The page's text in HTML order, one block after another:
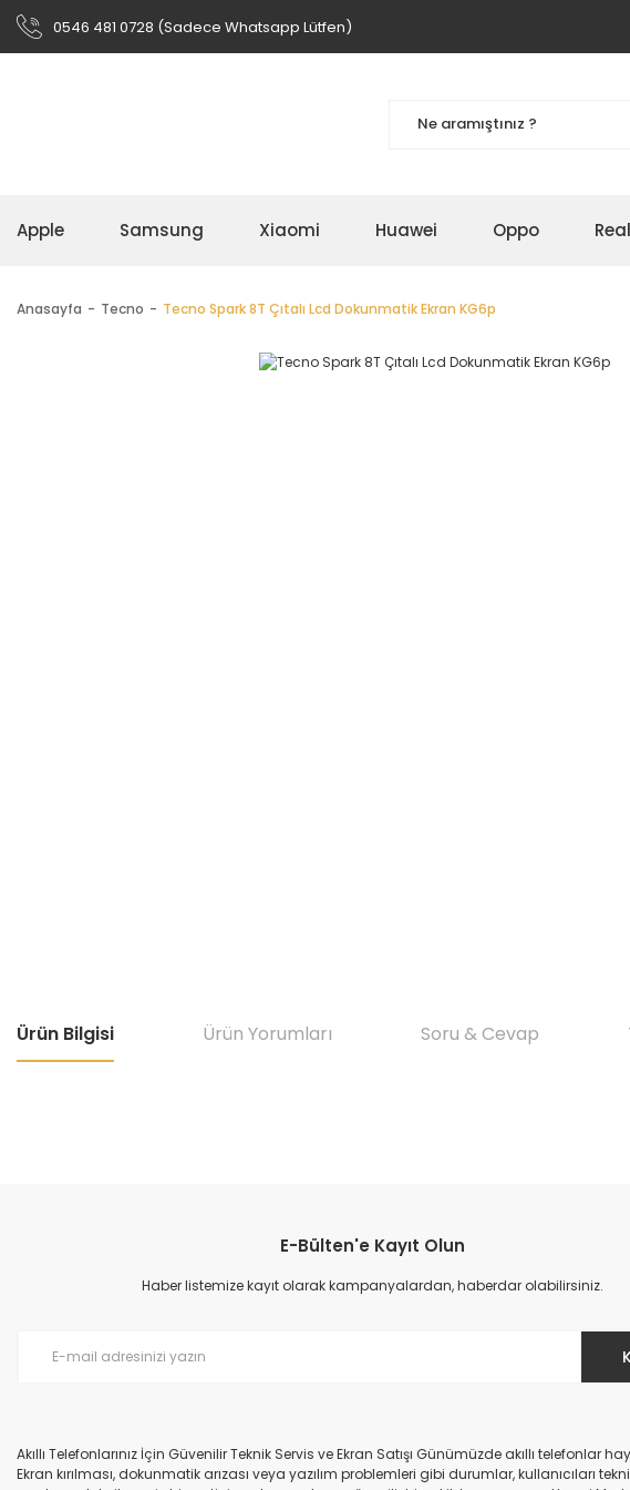
0546 481 0728 (Sadece Whatsapp Lütfen)
Apple Samsung Xiaomi Huawei Oppo
Anasayfa Tecno Tecno Spark 8T Çıtalı Lcd Dokunmatik Ekran KG6p
Ürün Bilgisi Ürün Yorumları Soru & Cevap
Ürün resmi kalitesiz, bozuk veya görüntülenemiyor.
Ürün açıklamasında eksik bilgiler bulunuyor.
E-Bülten'e Kayıt Olun
Haber listemize kayıt olarak kampanyalardan, haberdar olabilirsiniz.
Akıllı Telefonlarınız İçin Güvenilir Teknik Servis ve Ekran Satışı Günümüzde akıllı
Ekran kırılması, dokunmatik arızası veya yazılım problemleri gibi durumlar, kullanıcıları